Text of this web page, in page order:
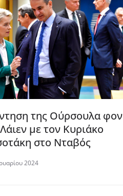
της Ούρσουλα φον
με τον Κυριάκο
στο Νταβός
2024